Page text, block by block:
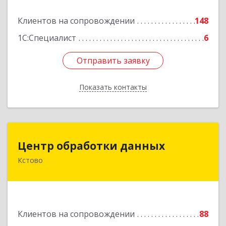
Клиентов на сопровождении
148
1С:Специалист
6
Отправить заявку
Показать контакты
Отправить заявку
Назад
Центр обработки данных
Кстово
Клиентов на сопровождении
88
Центр обработки данных
607650, Нижегородская обл, Кстово г, Победы